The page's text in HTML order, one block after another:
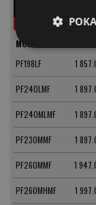
MODEL
PF198LF
1
PF240LMF 1
PF240MLMF 1
PF230MMF 1
PF260MMF 1
PF260MHMF 1